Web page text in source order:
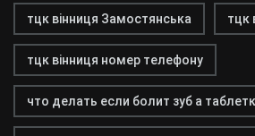
тцк вінниця Замостянська тцк
тцк вінниця номер телефону
что делать если болит зуб а